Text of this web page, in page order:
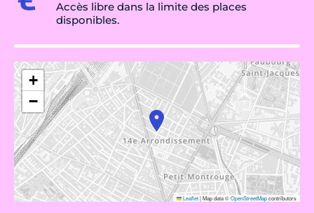
Accès libre dans la limite des places
disponibles.
+
−
Leaflet|Map data ©OpenStreetMapcontributors